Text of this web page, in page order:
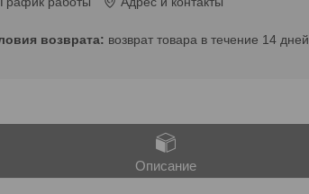
возврат товара в течение 14 дней
Описание